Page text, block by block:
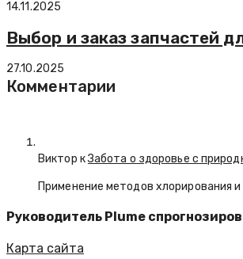
14.11.2025
Выбор и заказ запчастей
27.10.2025
Комментарии
Виктор кЗабота о здоровье с
Применение методов хлорирования
Руководитель Plume
Карта сайта